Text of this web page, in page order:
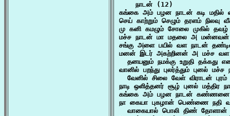
    நாடன் (12)
கங்கை அம் பழன நாடன் கடி மதில்
செய் காற்றும் செழும் தரளம்
மு கனி கமழும் சோலை முகில்
மச்ச நாடன் மா மதலை அ மன்னவன்
சங்கு அளை பயில் வள நாடன்
மனன் இடர் அகற்றினன் அ மச்ச வள
தனயனும் நமக்கு உறுதி தக்கது
வானில் பறந்து புலர்த்தும் புனல் மச்ச
வேனில் சிலை வேள் விராடன்
நாடி ஒளித்தனர் சூழ் புனல் மத்திர
கங்கை அம் பழன நாடன் கண்ணனை
நா கையா புகழான் பெண்ணை நதி
வாகையால் பொலி திண் தோளான்